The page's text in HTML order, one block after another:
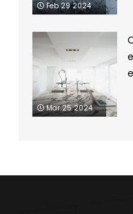
Feb 29 2024
Mar 25 2024